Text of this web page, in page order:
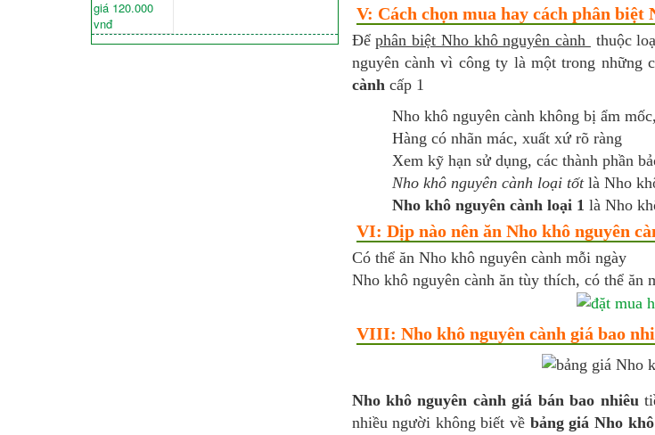
V: Cách chọn mua hay cách phân biệt
Đểphân biệt Nho khô nguyên cành thuộc
nguyên cành vì công ty là một trong những
cành cấp 1
Nho khô nguyên cành không bị ẩm
Hàng có nhãn mác, xuất xứ rõ ràng
Xem kỹ hạn sử dụng, các thành phần
Nho khô nguyên cành loại tốtlà Nho
Nho khô nguyên cành loại 1 là Nho
VI: Dịp nào nên ăn Nho khô nguyên
Có thể ăn Nho khô nguyên cành mỗi ngày
Nho khô nguyên cành ăn tùy thích, có thể ăn
VIII: Nho khô nguyên cành giá bao
Nho khô nguyên cành giá bán bao nhiêu
nhiều người không biết về bảng giá Nho